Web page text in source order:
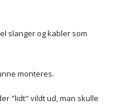
slanger og kabler som
monteres.
"lidt" vildt ud, man skulle